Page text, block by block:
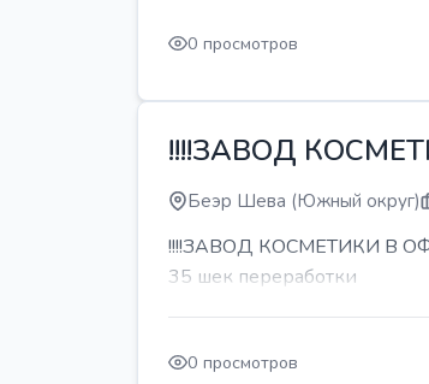
0 просмотров
!!!!ЗАВОД
Беэр Шева (Южный округ)
!!!!ЗАВОД КОСМЕТИКИ В
35 шек переработки
0 просмотров